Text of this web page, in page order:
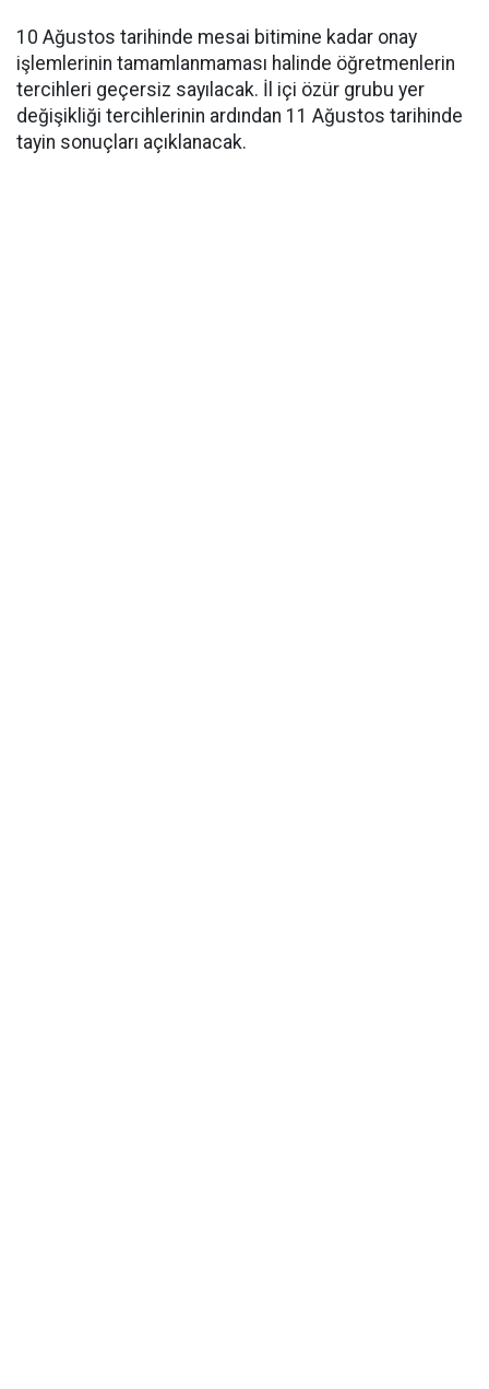
10 Ağustos tarihinde mesai bitimine kadar onay
işlemlerinin tamamlanmaması halinde öğretmenlerin
tercihleri geçersiz sayılacak. İl içi özür grubu yer
değişikliği tercihlerinin ardından 11 Ağustos tarihinde
tayin sonuçları açıklanacak.